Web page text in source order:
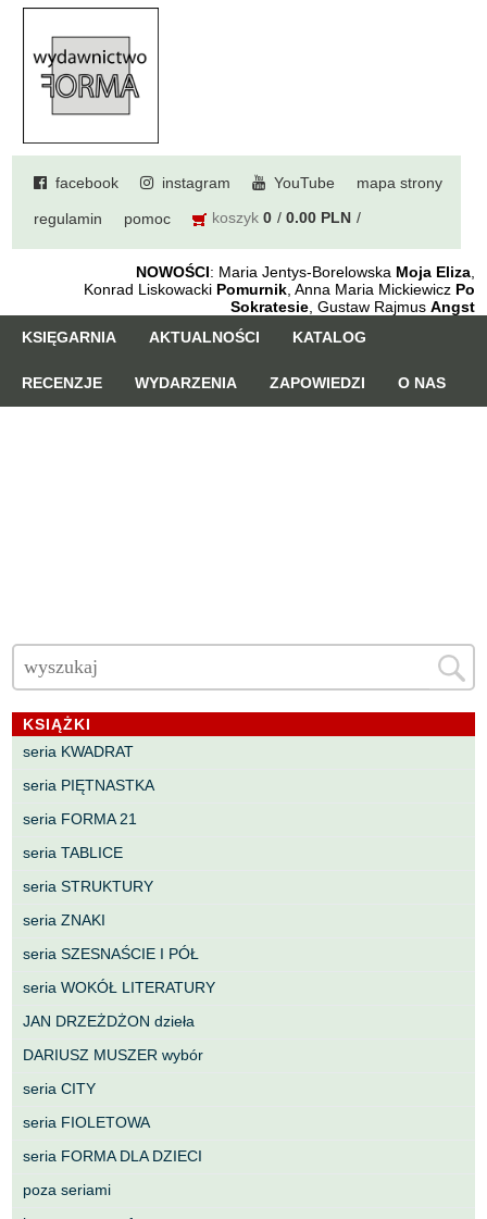
facebook instagram YouTube mapa strony
regulamin pomoc koszyk 0 0.00 PLN
NOWOŚCI: Maria Jentys-Borelowska Moja Eliza,
Konrad Liskowacki Pomurnik, Anna Maria Mickiewicz Po
Sokratesie, Gustaw Rajmus Angst
KSIĘGARNIA
AKTUALNOŚCI KATALOG
RECENZJE WYDARZENIA ZAPOWIEDZI O NAS
KSIĄŻKI
seria KWADRAT
seria PIĘTNASTKA
seria FORMA 21
seria TABLICE
seria STRUKTURY
seria ZNAKI
seria SZESNAŚCIE I PÓŁ
seria WOKÓŁ LITERATURY
JAN DRZEŻDŻON dzieła
DARIUSZ MUSZER wybór
seria CITY
seria FIOLETOWA
seria FORMA DLA DZIECI
poza seriami